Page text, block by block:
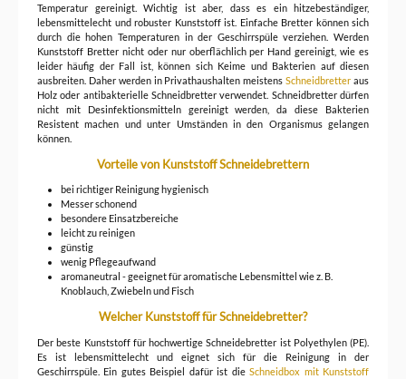
Temperatur gereinigt. Wichtig ist aber, dass es ein hitzebeständiger,
lebensmittelecht und robuster Kunststoff ist. Einfache Bretter können sich
durch die hohen Temperaturen in der Geschirrspüle verziehen. Werden
Kunststoff Bretter nicht oder nur oberflächlich per Hand gereinigt, wie es
leider häufig der Fall ist, können sich Keime und Bakterien auf diesen
ausbreiten. Daher werden in Privathaushalten meistensSchneidbretter aus
Holz oder antibakterielle Schneidbretter verwendet. Schneidbretter dürfen
nicht mit Desinfektionsmitteln gereinigt werden, da diese Bakterien
Resistent machen und unter Umständen in den Organismus gelangen
können.
Vorteile von Kunststoff Schneidebrettern
bei richtiger Reinigung hygienisch
Messer schonend
besondere Einsatzbereiche
leicht zu reinigen
günstig
wenig Pflegeaufwand
aromaneutral - geeignet für aromatische Lebensmittel wie z. B.
Knoblauch, Zwiebeln und Fisch
Welcher Kunststoff für Schneidebretter?
Der beste Kunststoff für hochwertige Schneidebretter ist Polyethylen (PE).
Es ist lebensmittelecht und eignet sich für die Reinigung in der
Geschirrspüle. Ein gutes Beispiel dafür ist dieSchneidbox mit Kunststoff